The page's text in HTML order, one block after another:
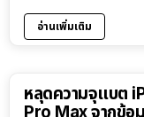
อ่านเพิ่มเติม
หลุดความจุแบต
Pro Max จากข้อ